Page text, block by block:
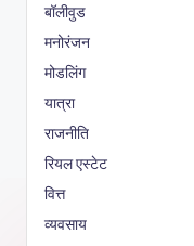
बॉलीवुड
मनोरंजन
मोडलिंग
यात्रा
राजनीति
रियल एस्टेट
वित्त
व्यवसाय